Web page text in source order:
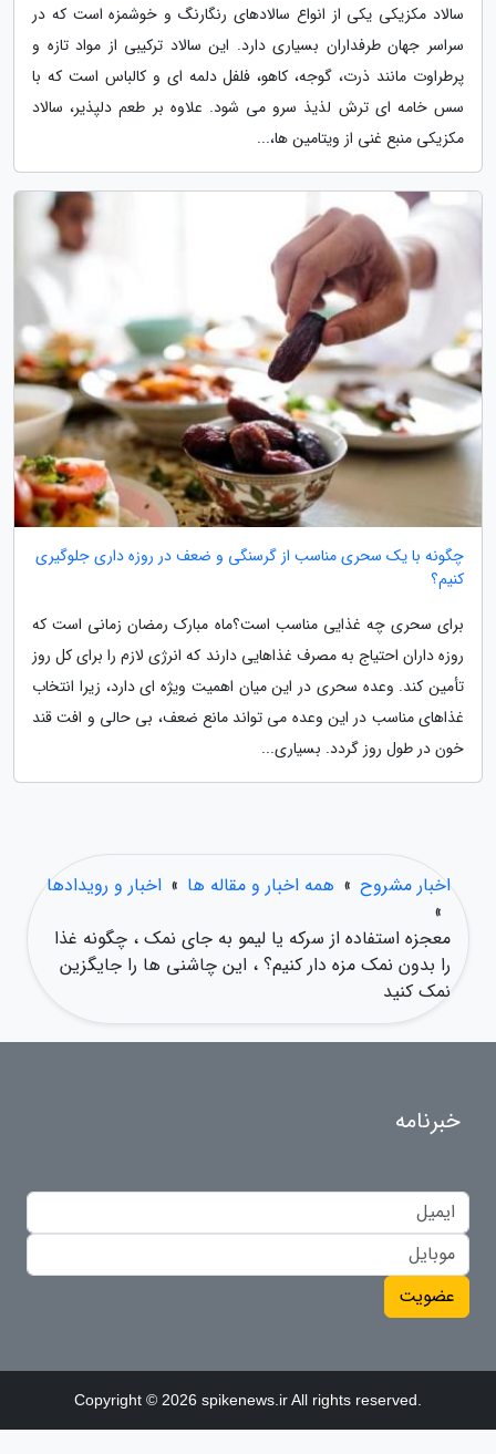
سالاد مکزیکی یکی از انواع سالادهای رنگارنگ و خوشمزه است که در
سراسر جهان طرفداران بسیاری دارد. این سالاد ترکیبی از مواد تازه و
پرطراوت مانند ذرت، گوجه، کاهو، فلفل دلمه ای و کالباس است که با
سس خامه ای ترش لذیذ سرو می شود. علاوه بر طعم دلپذیر، سالاد
مکزیکی منبع غنی از ویتامین ها،...
چگونه با یک سحری مناسب از گرسنگی و ضعف در روزه داری جلوگیری
کنیم؟
برای سحری چه غذایی مناسب است؟ماه مبارک رمضان زمانی است که
روزه داران احتیاج به مصرف غذاهایی دارند که انرژی لازم را برای کل روز
تأمین کند. وعده سحری در این میان اهمیت ویژه ای دارد، زیرا انتخاب
غذاهای مناسب در این وعده می تواند مانع ضعف، بی حالی و افت قند
خون در طول روز گردد. بسیاری...
اخبار مشروح » همه اخبار و مقاله ها » اخبار و رویدادها
»
معجزه استفاده از سرکه یا لیمو به جای نمک ، چگونه غذا
را بدون نمک مزه دار کنیم؟ ، این چاشنی ها را جایگزین
نمک کنید
خبرنامه
عضویت
Copyright © 2026 spikenews.ir All rights reserved.